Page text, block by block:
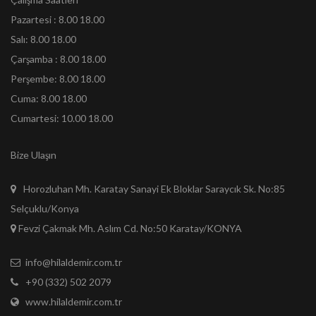
Pazartesi : 8.00 18.00
Salı: 8.00 18.00
Çarşamba : 8.00 18.00
Perşembe: 8.00 18.00
Cuma: 8.00 18.00
Cumartesi: 10.00 18.00
Bize Ulaşın
Horozluhan Mh. Karatay Sanayi Ek Bloklar Saraycık Sk. No:85
Selçuklu/Konya
Fevzi Çakmak Mh. Aslım Cd. No:50 Karatay/KONYA
info@hilaldemir.com.tr
+90 (332) 502 2079
www.hilaldemir.com.tr